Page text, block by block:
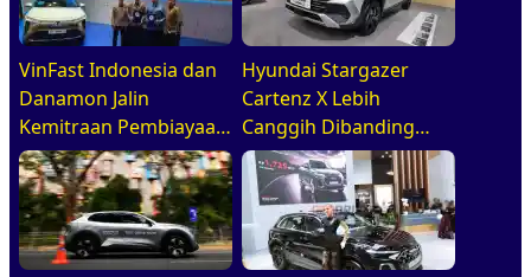
VinFast Indonesia dan
Danamon Jalin
Kemitraan Pembiayaan
Dealer
Hyundai Stargazer
Cartenz X Lebih
Canggih Dibanding
Rivalnya Berkat Hal Ini